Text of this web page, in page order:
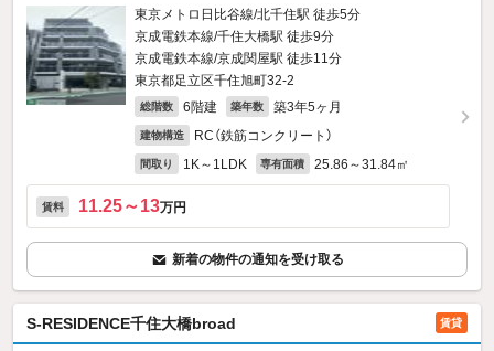
東京メトロ日比谷線/北千住駅 徒歩5分
京成電鉄本線/千住大橋駅 徒歩9分
京成電鉄本線/京成関屋駅 徒歩11分
東京都足立区千住旭町32-2
総階数 6階建 築年数 築3年5ヶ月
建物構造 RC（鉄筋コンクリート）
間取り 1K～1LDK 専有面積 25.86～31.84㎡
賃料 11.25～13万円
新着の物件の通知を受け取る
S-RESIDENCE千住大橋broad 賃貸